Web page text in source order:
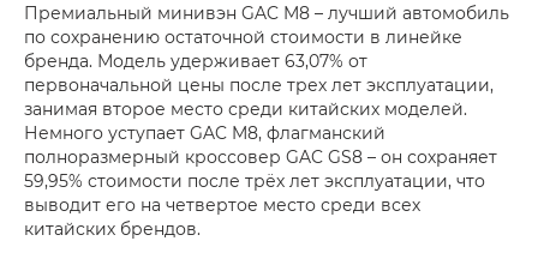
Премиальный минивэн GAC M8 – лучший автомобиль
по сохранению остаточной стоимости в линейке
бренда. Модель удерживает 63,07% от
первоначальной цены после трех лет эксплуатации,
занимая второе место среди китайских моделей.
Немного уступает GAC M8, флагманский
полноразмерный кроссовер GAC GS8 – он сохраняет
59,95% стоимости после трёх лет эксплуатации, что
выводит его на четвертое место среди всех
китайских брендов.